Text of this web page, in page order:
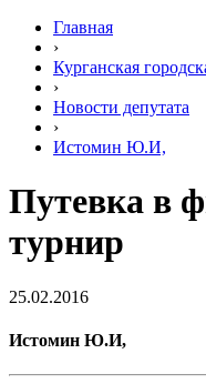
Главная
›
Курганская
›
Новости депутата
›
Истомин Ю.И,
Путевка в
турнир
25.02.2016
Истомин Ю.И,